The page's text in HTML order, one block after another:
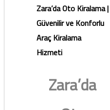
Zara’da Oto Kiralama |
Güvenilir ve Konforlu
Araç Kiralama
Hizmeti
Zara’da